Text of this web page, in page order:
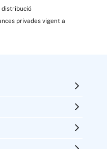
distribució
privades vigent a